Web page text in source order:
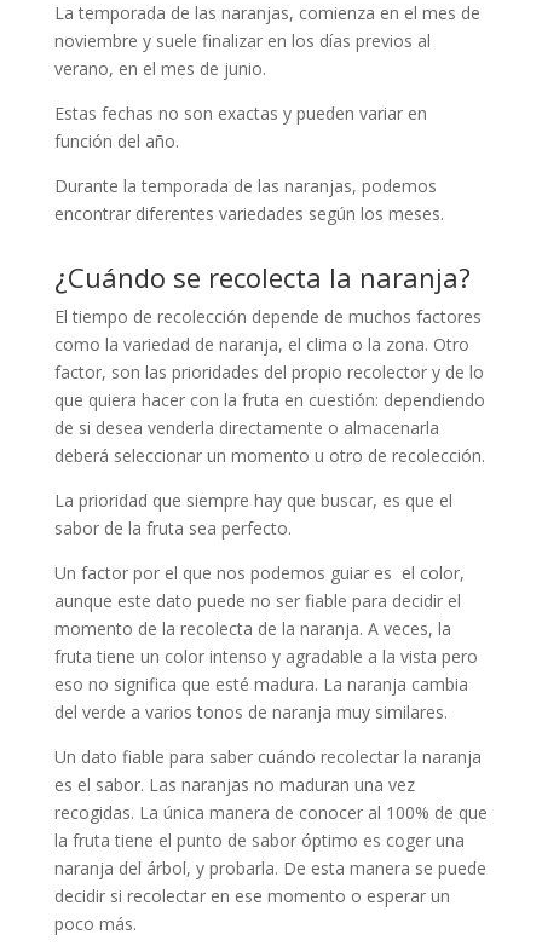
La temporada de las naranjas, comienza en el mes de
noviembre y suele finalizar en los días previos al
verano, en el mes de junio.
Estas fechas no son exactas y pueden variar en
función del año.
Durante la temporada de las naranjas, podemos
encontrar diferentes variedades según los meses.
¿Cuándo se recolecta la naranja?
El tiempo de recolección depende de muchos factores
como la variedad de naranja, el clima o la zona. Otro
factor, son las prioridades del propio recolector y de lo
que quiera hacer con la fruta en cuestión: dependiendo
de si desea venderla directamente o almacenarla
deberá seleccionar un momento u otro de recolección.
La prioridad que siempre hay que buscar, es que el
sabor de la fruta sea perfecto.
Un factor por el que nos podemos guiar es el color,
aunque este dato puede no ser fiable para decidir el
momento de la recolecta de la naranja. A veces, la
fruta tiene un color intenso y agradable a la vista pero
eso no significa que esté madura. La naranja cambia
del verde a varios tonos de naranja muy similares.
Un dato fiable para saber cuándo recolectar la naranja
es el sabor. Las naranjas no maduran una vez
recogidas. La única manera de conocer al 100% de que
la fruta tiene el punto de sabor óptimo es coger una
naranja del árbol, y probarla. De esta manera se puede
decidir si recolectar en ese momento o esperar un
poco más.